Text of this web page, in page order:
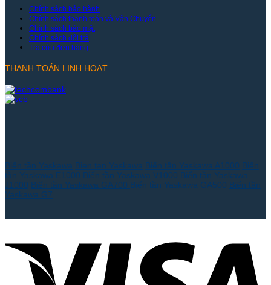
Chính sách bảo hành
Chính sách thanh toán và Vận Chuyển
Chính sách bảo mật
Chính sách đổi trả
Tra cứu đơn hàng
THANH TOÁN LINH HOẠT
Biến tần Yaskawa Bien tan Yaskawa Biến tần Yaskawa A1000 Biến
tần Yaskawa E1000 Biến tần Yaskawa V1000 Biến tần Yaskawa
J1000 Biến tần Yaskawa GA700 Biến tần Yaskawa GA500 Biến tần
Yaskawa G7